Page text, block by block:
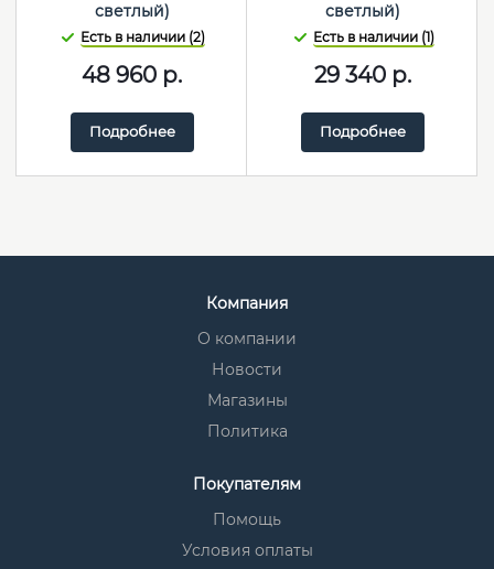
светлый)
Есть в наличии (2)
48 960 р.
Подробнее
светлый)
Есть в наличии (1)
29 340р.
Подробнее
Компания
О компании
Новости
Магазины
Политика
Покупателям
Помощь
Условия оплаты